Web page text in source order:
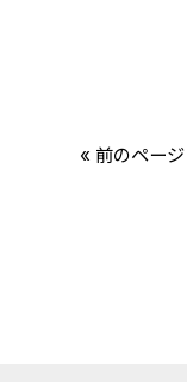
« 前のページ